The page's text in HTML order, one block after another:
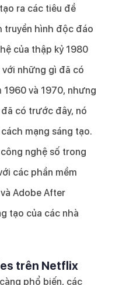
ra các tiêu đề
truyền hình độc đáo
của thập kỷ 1980
với những gì đã có
1960 và 1970, nhưng
có trước đây, nó
mạng sáng tạo.
nghệ số trong
các phần mềm
Adobe After
tạo của các nhà
trên Netflix
phổ biến, các